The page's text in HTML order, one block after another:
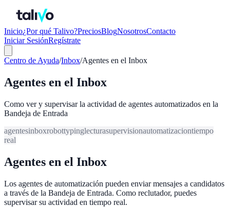
Inicio¿Por qué Talivo?PreciosBlogNosotrosContacto
Iniciar SesiónRegístrate
Centro de Ayuda/Inbox/Agentes en el Inbox
Agentes en el Inbox
Como ver y supervisar la actividad de agentes automatizados en la
Bandeja de Entrada
agentesinboxrobottypinglecturasupervisionautomatizaciontiempo
real
Agentes en el Inbox
Los agentes de automatización pueden enviar mensajes a candidatos
a través de la Bandeja de Entrada. Como reclutador, puedes
supervisar su actividad en tiempo real.